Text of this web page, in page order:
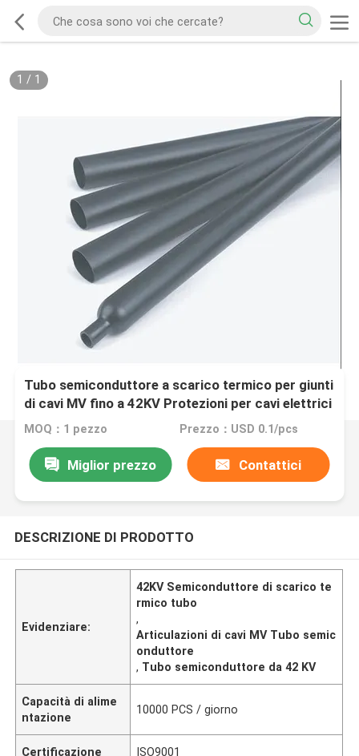
1 / 1
Tubo semiconduttore a scarico termico per giunti
di cavi MV fino a 42KV Protezioni per cavi elettrici
MOQ：1 pezzo Prezzo：USD 0.1/pcs
Miglior prezzo Contattici
DESCRIZIONE DI PRODOTTO
Evidenziare:
42KV Semiconduttore di scarico te
rmico tubo
,
Articulazioni di cavi MV Tubo semic
onduttore
, Tubo semiconduttore da 42 KV
Capacità di alime
ntazione
10000 PCS / giorno
Certificazione ISO9001